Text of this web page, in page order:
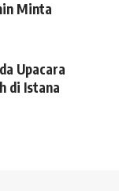
Minta
Upacara
di Istana